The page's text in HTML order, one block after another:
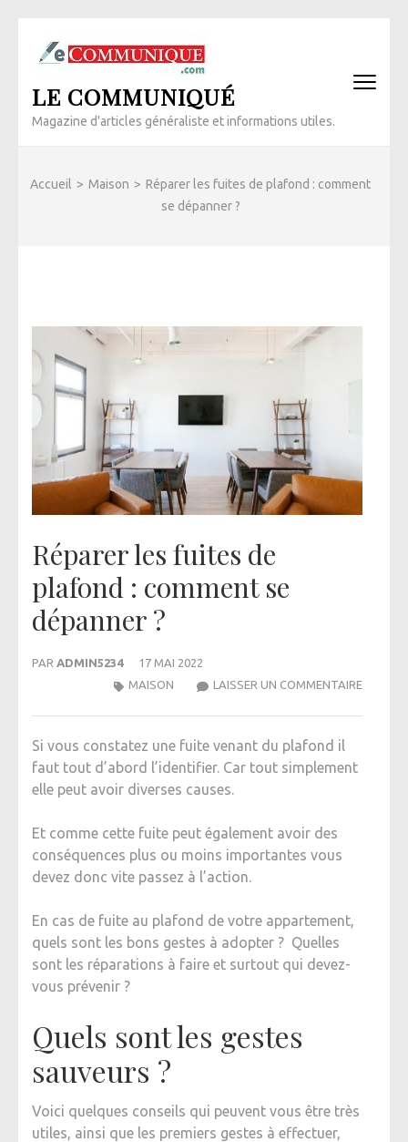
(Pressez
Entrée)
LE COMMUNIQUÉ
Magazine d'articles généraliste et informations utiles.
Accueil > Maison > Réparer les fuites de plafond : comment
se dépanner ?
Réparer les fuites de
plafond : comment se
dépanner ?
PAR ADMIN5234
17 MAI 2022
LAISSER UN COMMENTAIRE
MAISON
Si vous constatez une fuite venant du plafond il
faut tout d’abord l’identifier. Car tout simplement
elle peut avoir diverses causes.
Et comme cette fuite peut également avoir des
conséquences plus ou moins importantes vous
devez donc vite passez à l’action.
En cas de fuite au plafond de votre appartement,
quels sont les bons gestes à adopter ? Quelles
sont les réparations à faire et surtout qui devez-
vous prévenir ?
Quels sont les gestes
sauveurs ?
Voici quelques conseils qui peuvent vous être très
utiles, ainsi que les premiers gestes à effectuer,